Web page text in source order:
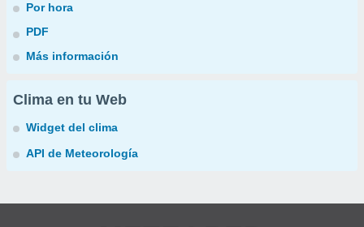
Por hora
PDF
Más información
Clima en tu Web
Widget del clima
API de Meteorología